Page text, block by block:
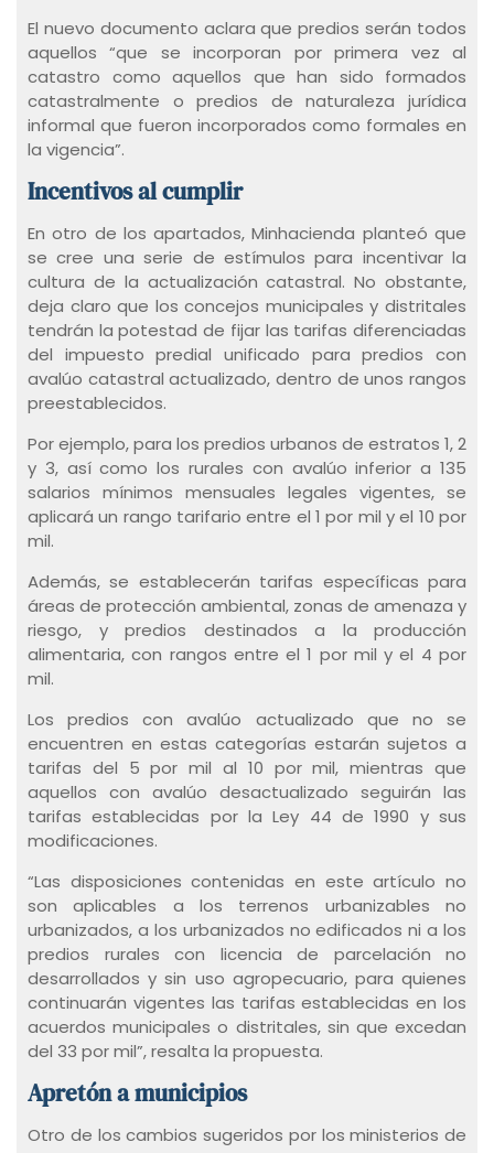
El nuevo documento aclara que predios serán todos
aquellos “que se incorporan por primera vez al
catastro como aquellos que han sido formados
catastralmente o predios de naturaleza jurídica
informal que fueron incorporados como formales en
la vigencia”.
Incentivos al cumplir
En otro de los apartados, Minhacienda planteó que
se cree una serie de estímulos para incentivar la
cultura de la actualización catastral. No obstante,
deja claro que los concejos municipales y distritales
tendrán la potestad de fijar las tarifas diferenciadas
del impuesto predial unificado para predios con
avalúo catastral actualizado, dentro de unos rangos
preestablecidos.
Por ejemplo, para los predios urbanos de estratos 1, 2
y 3, así como los rurales con avalúo inferior a 135
salarios mínimos mensuales legales vigentes, se
aplicará un rango tarifario entre el 1 por mil y el 10 por
mil.
Además, se establecerán tarifas específicas para
áreas de protección ambiental, zonas de amenaza y
riesgo, y predios destinados a la producción
alimentaria, con rangos entre el 1 por mil y el 4 por
mil.
Los predios con avalúo actualizado que no se
encuentren en estas categorías estarán sujetos a
tarifas del 5 por mil al 10 por mil, mientras que
aquellos con avalúo desactualizado seguirán las
tarifas establecidas por la Ley 44 de 1990 y sus
modificaciones.
“Las disposiciones contenidas en este artículo no
son aplicables a los terrenos urbanizables no
urbanizados, a los urbanizados no edificados ni a los
predios rurales con licencia de parcelación no
desarrollados y sin uso agropecuario, para quienes
continuarán vigentes las tarifas establecidas en los
acuerdos municipales o distritales, sin que excedan
del 33 por mil”, resalta la propuesta.
Apretón a municipios
Otro de los cambios sugeridos por los ministerios de